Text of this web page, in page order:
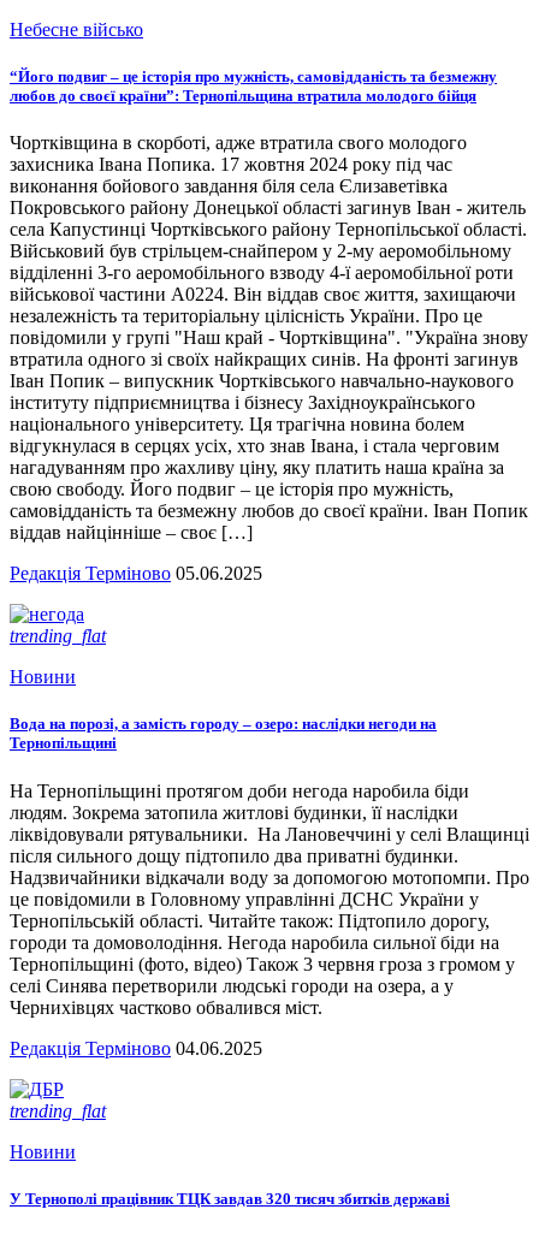
Небесне військо
“Його подвиг – це історія про мужність, самовідданість та безмежну
любов до своєї країни”: Тернопільщина втратила молодого бійця
Чортківщина в скорботі, адже втратила свого молодого
захисника Івана Попика. 17 жовтня 2024 року під час
виконання бойового завдання біля села Єлизаветівка
Покровського району Донецької області загинув Іван - житель
села Капустинці Чортківського району Тернопільської області.
Військовий був стрільцем-снайпером у 2-му аеромобільному
відділенні 3-го аеромобільного взводу 4-ї аеромобільної роти
військової частини А0224. Він віддав своє життя, захищаючи
незалежність та територіальну цілісність України. Про це
повідомили у групі "Наш край - Чортківщина". "Україна знову
втратила одного зі своїх найкращих синів. На фронті загинув
Іван Попик – випускник Чортківського навчально-наукового
інституту підприємництва і бізнесу Західноукраїнського
національного університету. Ця трагічна новина болем
відгукнулася в серцях усіх, хто знав Івана, і стала черговим
нагадуванням про жахливу ціну, яку платить наша країна за
свою свободу. Його подвиг – це історія про мужність,
самовідданість та безмежну любов до своєї країни. Іван Попик
віддав найцінніше – своє […]
Редакція Терміново 05.06.2025
trending_flat
Новини
Вода на порозі, а замість городу – озеро: наслідки негоди на
Тернопільщині
На Тернопільщині протягом доби негода наробила біди
людям. Зокрема затопила житлові будинки, її наслідки
ліквідовували рятувальники. На Лановеччині у селі Влащинці
після сильного дощу підтопило два приватні будинки.
Надзвичайники відкачали воду за допомогою мотопомпи. Про
це повідомили в Головному управлінні ДСНС України у
Тернопільській області. Читайте також: Підтопило дорогу,
городи та домоволодіння. Негода наробила сильної біди на
Тернопільщині (фото, відео) Також 3 червня гроза з громом у
селі Синява перетворили людські городи на озера, а у
Чернихівцях частково обвалився міст.
Редакція Терміново 04.06.2025
trending_flat
Новини
У Тернополі працівник ТЦК завдав 320 тисяч збитків державі